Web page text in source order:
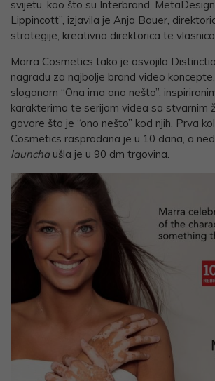
svijetu, kao što su Interbrand,
Lippincott”, izjavila je Anja Bauer,
strategije, kreativna direktorica te
Marra Cosmetics tako je osvojila
nagradu za najbolje brand video
sloganom “Ona ima ono nešto”,
karakterima te serijom videa sa stvarnim
govore što je “ono nešto” kod njih. Prva
Cosmetics rasprodana je u 10 dana, a
launchaušla je u 90 dm trgovina.